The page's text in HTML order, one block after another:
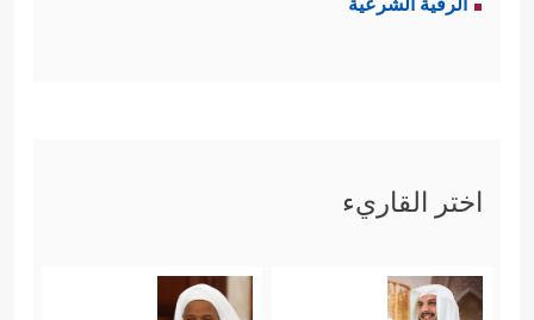
اختر القاريء